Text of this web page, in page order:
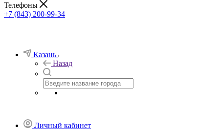
Телефоны
+7 (843) 200-99-34
Казань
Назад
Личный кабинет